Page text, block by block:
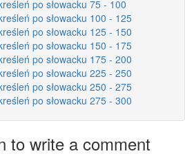
po słowacku 75 - 100
po słowacku 100 - 125
po słowacku 125 - 150
po słowacku 150 - 175
po słowacku 175 - 200
po słowacku 225 - 250
po słowacku 250 - 275
po słowacku 275 - 300
to write a comment